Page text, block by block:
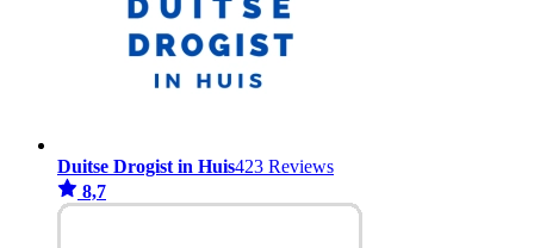
Duitse Drogist in Huis423 Reviews
8,7